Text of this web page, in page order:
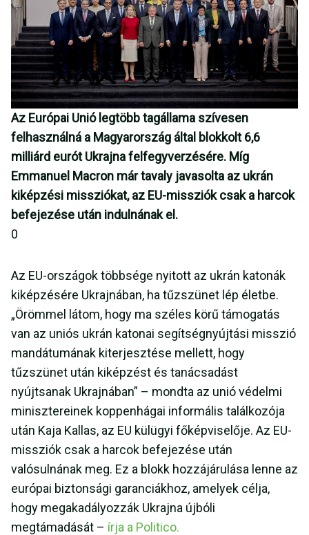
Az Európai Unió legtöbb tagállama szívesen
felhasználná a Magyarország által blokkolt 6,6
milliárd eurót Ukrajna felfegyverzésére. Míg
Emmanuel Macron már tavaly javasolta az ukrán
kiképzési missziókat, az EU-missziók csak a harcok
befejezése után indulnának el.
0
Az EU-országok többsége nyitott az ukrán katonák
kiképzésére Ukrajnában, ha tűzszünet lép életbe.
„Örömmel látom, hogy ma széles körű támogatás
van az uniós ukrán katonai segítségnyújtási misszió
mandátumának kiterjesztése mellett, hogy
tűzszünet után kiképzést és tanácsadást
nyújtsanak Ukrajnában” – mondta az unió védelmi
minisztereinek koppenhágai informális találkozója
után Kaja Kallas, az EU külügyi főképviselője. Az EU-
missziók csak a harcok befejezése után
valósulnának meg. Ez a blokk hozzájárulása lenne az
európai biztonsági garanciákhoz, amelyek célja,
hogy megakadályozzák Ukrajna újbóli
megtámadását – írja a Politico.